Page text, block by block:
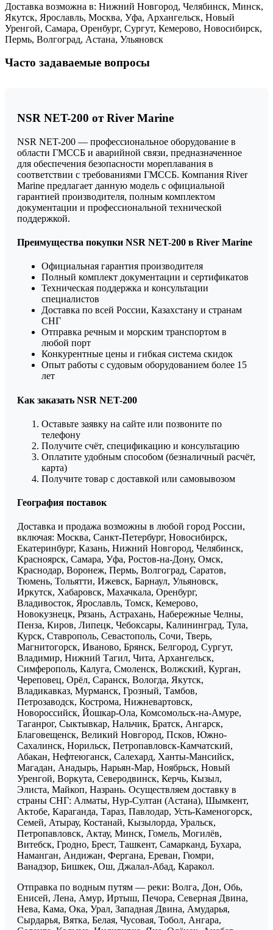
Доставка возможна в: Нижний Новгород, Челябинск, Минск,
Якутск, Ярославль, Москва, Уфа, Архангельск, Новый
Уренгой, Самара, Оренбург, Сургут, Кемерово, Новосибирск,
Пермь, Волгоград, Астана, Ульяновск
Часто задаваемые вопросы
NSR NET-200 от River Marine
NSR NET-200 — профессиональное оборудование в
области ГМССБ и аварийной связи, предназначенное
для обеспечения безопасности мореплавания в
соответствии с требованиями ГМССБ. Компания River
Marine предлагает данную модель с официальной
гарантией производителя, полным комплектом
документации и профессиональной технической
поддержкой.
Преимущества покупки NSR NET-200 в River Marine
Официальная гарантия производителя
Полный комплект документации и сертификатов
Техническая поддержка и консультации
специалистов
Доставка по всей России, Казахстану и странам
СНГ
Отправка речным и морским транспортом в
любой порт
Конкурентные цены и гибкая система скидок
Опыт работы с судовым оборудованием более 15
лет
Как заказать NSR NET-200
Оставьте заявку на сайте или позвоните по
телефону
Получите счёт, спецификацию и консультацию
Оплатите удобным способом (безналичный расчёт,
карта)
Получите товар с доставкой или самовывозом
География поставок
Доставка и продажа возможны в любой город России,
включая: Москва, Санкт-Петербург, Новосибирск,
Екатеринбург, Казань, Нижний Новгород, Челябинск,
Красноярск, Самара, Уфа, Ростов-на-Дону, Омск,
Краснодар, Воронеж, Пермь, Волгоград, Саратов,
Тюмень, Тольятти, Ижевск, Барнаул, Ульяновск,
Иркутск, Хабаровск, Махачкала, Оренбург,
Владивосток, Ярославль, Томск, Кемерово,
Новокузнецк, Рязань, Астрахань, Набережные Челны,
Пенза, Киров, Липецк, Чебоксары, Калининград, Тула,
Курск, Ставрополь, Севастополь, Сочи, Тверь,
Магнитогорск, Иваново, Брянск, Белгород, Сургут,
Владимир, Нижний Тагил, Чита, Архангельск,
Симферополь, Калуга, Смоленск, Волжский, Курган,
Череповец, Орёл, Саранск, Вологда, Якутск,
Владикавказ, Мурманск, Грозный, Тамбов,
Петрозаводск, Кострома, Нижневартовск,
Новороссийск, Йошкар-Ола, Комсомольск-на-Амуре,
Таганрог, Сыктывкар, Нальчик, Братск, Ангарск,
Благовещенск, Великий Новгород, Псков, Южно-
Сахалинск, Норильск, Петропавловск-Камчатский,
Абакан, Нефтеюганск, Салехард, Ханты-Мансийск,
Магадан, Анадырь, Нарьян-Мар, Ноябрьск, Новый
Уренгой, Воркута, Северодвинск, Керчь, Кызыл,
Элиста, Майкоп, Назрань. Осуществляем доставку в
страны СНГ: Алматы, Нур-Султан (Астана), Шымкент,
Актобе, Караганда, Тараз, Павлодар, Усть-Каменогорск,
Семей, Атырау, Костанай, Кызылорда, Уральск,
Петропавловск, Актау, Минск, Гомель, Могилёв,
Витебск, Гродно, Брест, Ташкент, Самарканд, Бухара,
Наманган, Андижан, Фергана, Ереван, Гюмри,
Ванадзор, Бишкек, Ош, Джалал-Абад, Каракол.
Отправка по водным путям — реки: Волга, Дон, Обь,
Енисей, Лена, Амур, Иртыш, Печора, Северная Двина,
Нева, Кама, Ока, Урал, Западная Двина, Амударья,
Сырдарья, Вятка, Белая, Чусовая, Тобол, Ангара,